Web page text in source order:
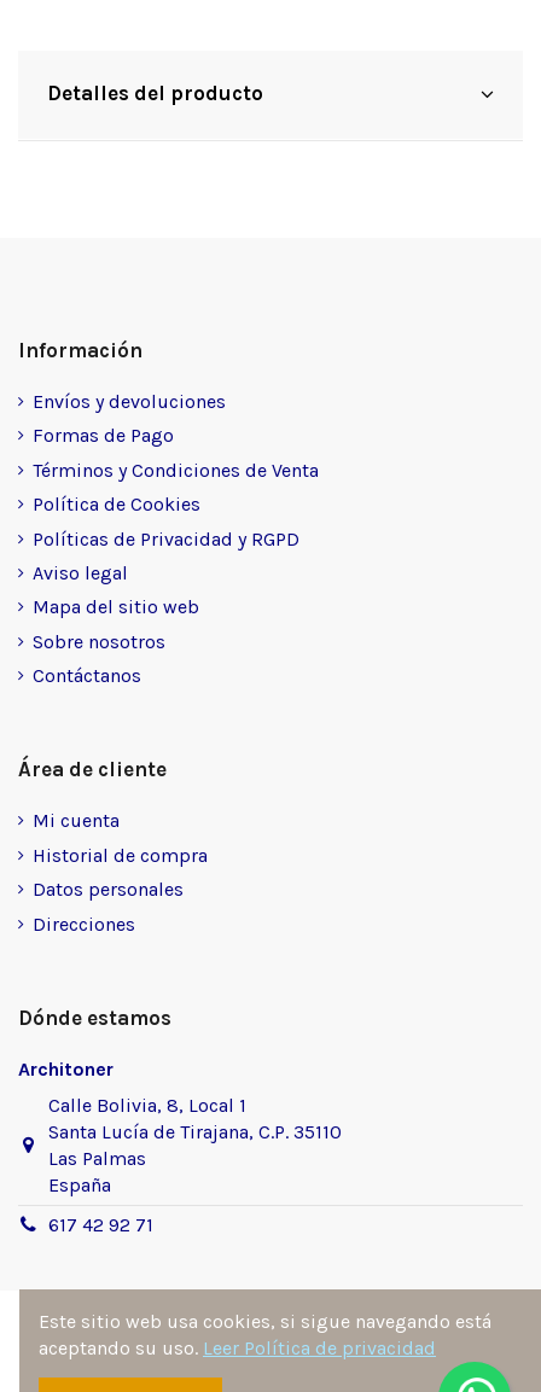
Detalles del producto
Información
Envíos y devoluciones
Formas de Pago
Términos y Condiciones de Venta
Política de Cookies
Políticas de Privacidad y RGPD
Aviso legal
Mapa del sitio web
Sobre nosotros
Contáctanos
Área de cliente
Mi cuenta
Historial de compra
Datos personales
Direcciones
Dónde estamos
Architoner
Calle Bolivia, 8, Local 1
Santa Lucía de Tirajana, C.P. 35110
Las Palmas
España
617 42 92 71
Sitio desarrollado y diseñado por Ángel Manuel
Este sitio web usa cookies, si sigue navegando está
aceptando su uso. Leer Política de privacidad